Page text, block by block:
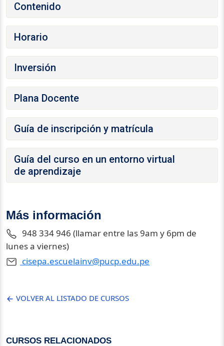
Contenido
Horario
Inversión
Plana Docente
Guía de inscripción y matrícula
Guía del curso en un entorno virtual
de aprendizaje
Más información
948 334 946 (llamar entre las 9am y 6pm de
lunes a viernes)
cisepa.escuelainv@pucp.edu.pe
VOLVER AL LISTADO DE CURSOS
CURSOS RELACIONADOS